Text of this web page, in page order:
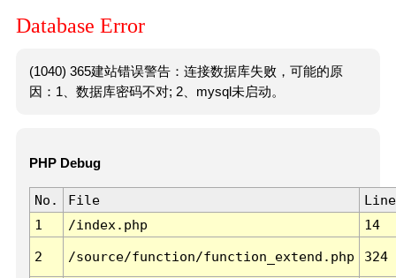
Database Error
(1040) 365建站错误警告：连接数据库失败，可能的原
因：1、数据库密码不对; 2、mysql未启动。
PHP Debug
No. File
Line
1
/index.php 14
2 /source/function/function_extend.php 324